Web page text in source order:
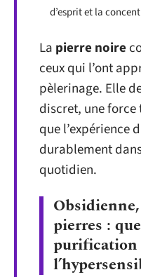
d’esprit et la
La pierre noire
ceux qui l’ont
pèlerinage. Elle
discret, une
que l’expérience
durablement
quotidien.
pierres :
purification